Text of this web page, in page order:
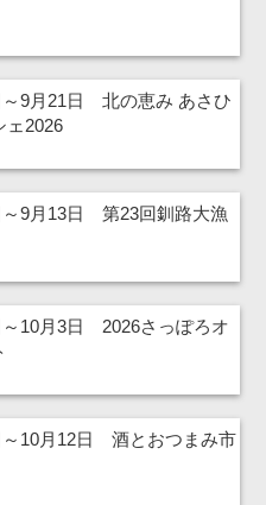
～9月21日 北の恵み あさひ
ェ2026
～9月13日 第23回釧路大漁
～10月3日 2026さっぽろオ
～10月12日 酒とおつまみ市